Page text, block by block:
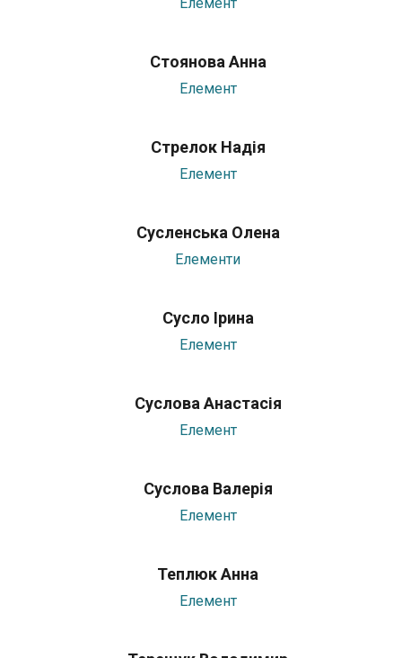
Стоянова Анна
Елемент
Стрелок Надія
Елемент
Сусленська Олена
Елементи
Сусло Ірина
Елемент
Суслова Анастасія
Елемент
Суслова Валерія
Елемент
Теплюк Анна
Елемент